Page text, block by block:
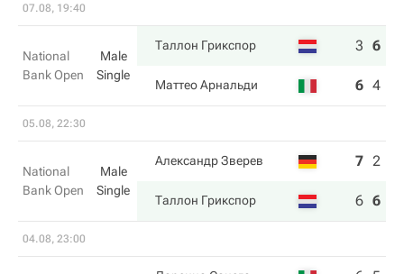
07.08, 19:40
National
Bank Open
Male
Single
Таллон Грикспор 3 6
Маттео Арнальди 6 4
05.08, 22:30
National
Bank Open
Male
Single
Александр Зверев 7 2
Таллон Грикспор 6 6
04.08, 23:00